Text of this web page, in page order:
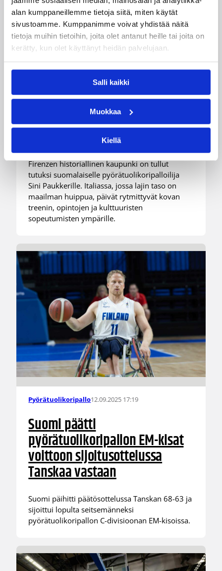
alan kumppaneillemme tietoja siitä, miten käytät
sivustoamme. Kumppanimme voivat yhdistää näitä
tietoja muihin tietoihin, joita olet antanut heille tai joita on
kerätty, kun olet käyttänyt heidän palvelujaan.
Salli kaikki
Muokkaa
Kiellä
Pyörätuolikoripallo 08.06.2026 10:27
Sini Paukkeri valloittaa Italian
kenttiä –
Pyörätuolikoripalloilijan arki
on täynnä työtä ja tavoitteita
Firenzen historiallinen kaupunki on tullut
tutuksi suomalaiselle pyörätuolikoripalloilija
Sini Paukkerille. Italiassa, jossa lajin taso on
maailman huippua, päivät rytmittyvät kovan
treenin, opintojen ja kulttuuristen
sopeutumisten ympärille.
Pyörätuolikoripallo12.09.2025 17:19
Suomi päätti
pyörätuolikoripallon EM-kisat
voittoon sijoitusottelussa
Tanskaa vastaan
Suomi päihitti päätösottelussa Tanskan 68-63 ja
sijoittui lopulta seitsemänneksi
pyörätuolikoripallon C-divisioonan EM-kisoissa.